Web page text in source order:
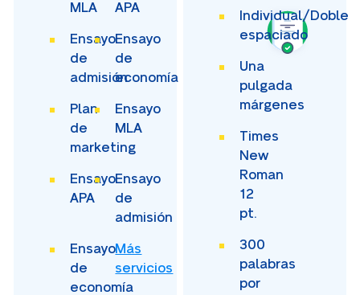
MLA
APA
Ensayo
de
admisión
Ensayo
de
economía
Plan
de
marketing
Ensayo
MLA
Ensayo
APA
Ensayo
de
admisión
Ensayo
de
economía
Más
servicios
Individual/Doble
espaciado
Una
pulgada
márgenes
Times
New
Roman
12
pt.
300
palabras
por